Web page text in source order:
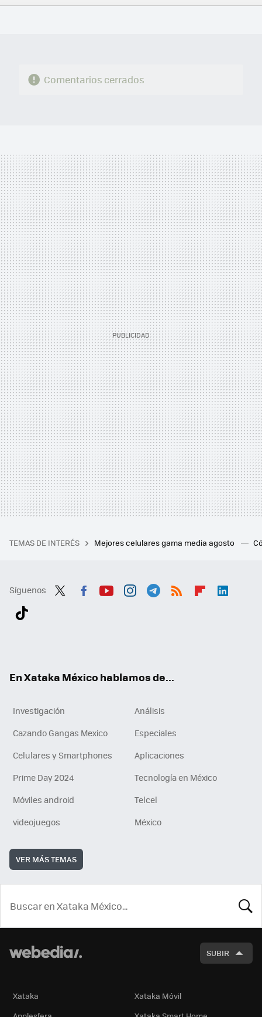
FACEBOOK
TWITTERFLIPBOARD
E-
WHATSAPP
Comentarios cerrados
TEMAS DE INTERÉS Mejores celulares gama media agosto
Síguenos
En Xataka México hablamos de...
Investigación
Análisis
Cazando Gangas Mexico
Especiales
Celulares y Smartphones
Aplicaciones
Prime Day 2024
Tecnología en México
Móviles android
Telcel
videojuegos
México
VER MÁS TEMAS
SUBIR
Xataka
Xataka Móvil